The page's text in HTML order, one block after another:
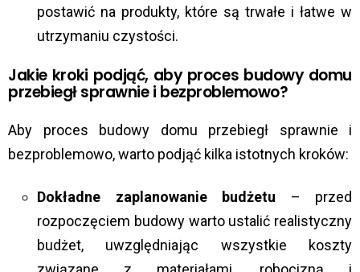
postawić na produkty, które są trwałe i łatwe w
utrzymaniu czystości.
Jakie kroki podjąć, aby proces budowy domu
przebiegł sprawnie i bezproblemowo?
Aby proces budowy domu przebiegł sprawnie i
bezproblemowo, warto podjąć kilka istotnych kroków:
Dokładne zaplanowanie budżetu – przed
rozpoczęciem budowy warto ustalić realistyczny
budżet, uwzględniając wszystkie koszty